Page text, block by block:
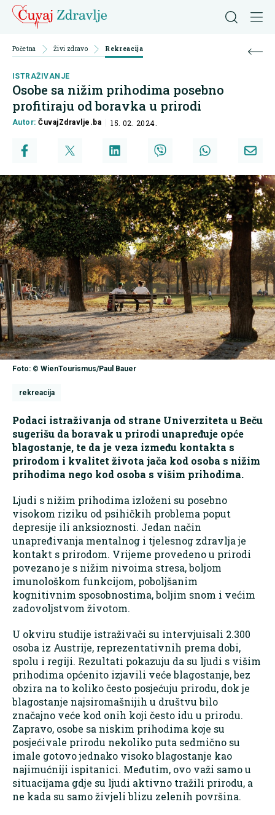
Početna Živi zdravo Rekreacija
ISTRAŽIVANJE
Osobe sa nižim prihodima posebno
profitiraju od boravka u prirodi
Autor:ČuvajZdravlje.ba 15. 02. 2024.
Foto: © WienTourismus/Paul Bauer
rekreacija
Podaci istraživanja od strane Univerziteta u Beču
sugerišu da boravak u prirodi unapređuje opće
blagostanje, te da je veza između kontakta s
prirodom i kvalitet života jača kod osoba s nižim
prihodima nego kod osoba s višim prihodima.
Ljudi s nižim prihodima izloženi su posebno
visokom riziku od psihičkih problema poput
depresije ili anksioznosti. Jedan način
unapređivanja mentalnog i tjelesnog zdravlja je
kontakt s prirodom. Vrijeme provedeno u prirodi
povezano je s nižim nivoima stresa, boljom
imunološkom funkcijom, poboljšanim
kognitivnim sposobnostima, boljim snom i većim
zadovoljstvom životom.
U okviru studije istraživači su intervjuisali 2.300
osoba iz Austrije, reprezentativnih prema dobi,
spolu i regiji. Rezultati pokazuju da su ljudi s višim
prihodima općenito izjavili veće blagostanje, bez
obzira na to koliko često posjećuju prirodu, dok je
blagostanje najsiromašnijih u društvu bilo
značajno veće kod onih koji često idu u prirodu.
Zapravo, osobe sa niskim prihodima koje su
posjećivale prirodu nekoliko puta sedmično su
imale gotovo jednako visoko blagostanje kao
najimućniji ispitanici. Međutim, ovo važi samo u
situacijama gdje su ljudi aktivno tražili prirodu, a
ne kada su samo živjeli blizu zelenih površina.